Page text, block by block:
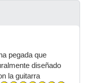
pegada que
diseñado
la guitarra